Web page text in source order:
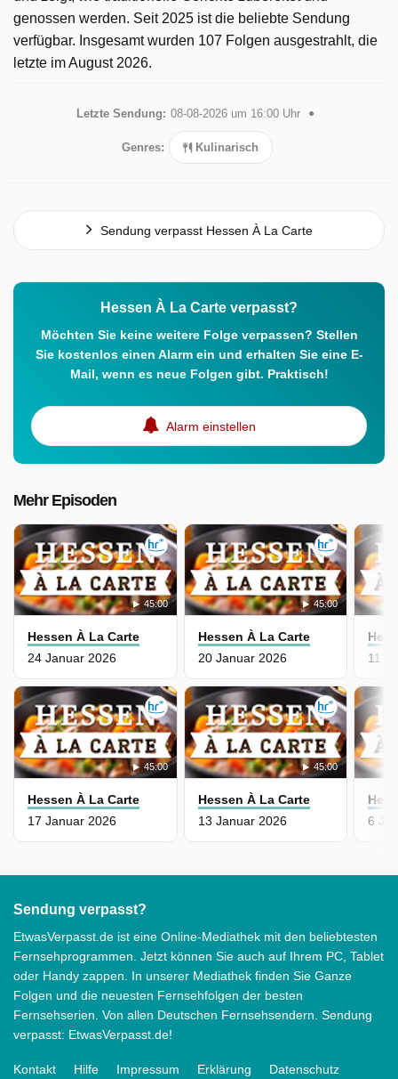
genossen werden. Seit 2025 ist die beliebte Sendung
verfügbar. Insgesamt wurden 107 Folgen ausgestrahlt, die
letzte im August 2026.
Letzte Sendung: 08-08-2026 um 16:00 Uhr
Genres: Kulinarisch
Sendung verpasst Hessen À La Carte
Hessen À La Carte verpasst?
Möchten Sie keine weitere Folge verpassen? Stellen
Sie kostenlos einen Alarm ein und erhalten Sie eine E-
Mail, wenn es neue Folgen gibt. Praktisch!
Alarm einstellen
Mehr Episoden
45:00
Hessen À La Carte
24 Januar 2026
45:00
Hessen À La Carte
20 Januar 2026
45:00
Hessen À La Carte
17 Januar 2026
45:00
Hessen À La Carte
13 Januar 2026
11
6
Sendung verpasst?
EtwasVerpasst.de ist eine Online-Mediathek mit den beliebtesten
Fernsehprogrammen. Jetzt können Sie auch auf Ihrem PC, Tablet
oder Handy zappen. In unserer Mediathek finden Sie Ganze
Folgen und die neuesten Fernsehfolgen der besten
Fernsehserien. Von allen Deutschen Fernsehsendern. Sendung
verpasst: EtwasVerpasst.de!
Kontakt Hilfe Impressum Erklärung
Datenschutz